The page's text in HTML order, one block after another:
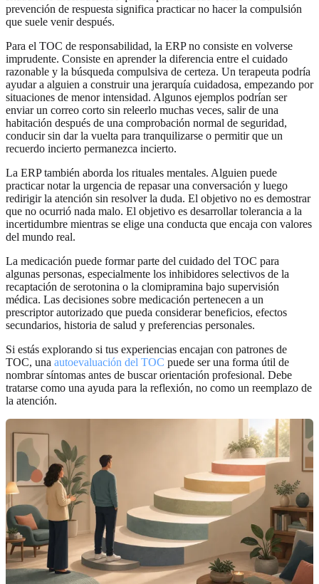
prevención de respuesta significa practicar no hacer la compulsión
que suele venir después.
Para el TOC de responsabilidad, la ERP no consiste en volverse
imprudente. Consiste en aprender la diferencia entre el cuidado
razonable y la búsqueda compulsiva de certeza. Un terapeuta podría
ayudar a alguien a construir una jerarquía cuidadosa, empezando por
situaciones de menor intensidad. Algunos ejemplos podrían ser
enviar un correo corto sin releerlo muchas veces, salir de una
habitación después de una comprobación normal de seguridad,
conducir sin dar la vuelta para tranquilizarse o permitir que un
recuerdo incierto permanezca incierto.
La ERP también aborda los rituales mentales. Alguien puede
practicar notar la urgencia de repasar una conversación y luego
redirigir la atención sin resolver la duda. El objetivo no es demostrar
que no ocurrió nada malo. El objetivo es desarrollar tolerancia a la
incertidumbre mientras se elige una conducta que encaja con valores
del mundo real.
La medicación puede formar parte del cuidado del TOC para
algunas personas, especialmente los inhibidores selectivos de la
recaptación de serotonina o la clomipramina bajo supervisión
médica. Las decisiones sobre medicación pertenecen a un
prescriptor autorizado que pueda considerar beneficios, efectos
secundarios, historia de salud y preferencias personales.
Si estás explorando si tus experiencias encajan con patrones de
TOC, una autoevaluación del TOC puede ser una forma útil de
nombrar síntomas antes de buscar orientación profesional. Debe
tratarse como una ayuda para la reflexión, no como un reemplazo de
la atención.